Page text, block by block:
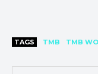
TAGS TMB TMB